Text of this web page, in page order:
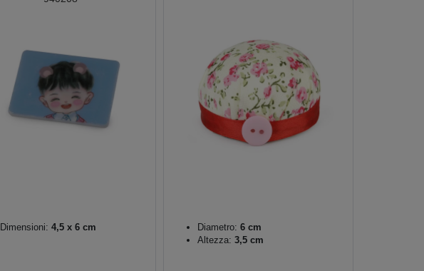
Dimensioni: 4,5 x 6 cm Diametro: 6 cm
Altezza: 3,5 cm